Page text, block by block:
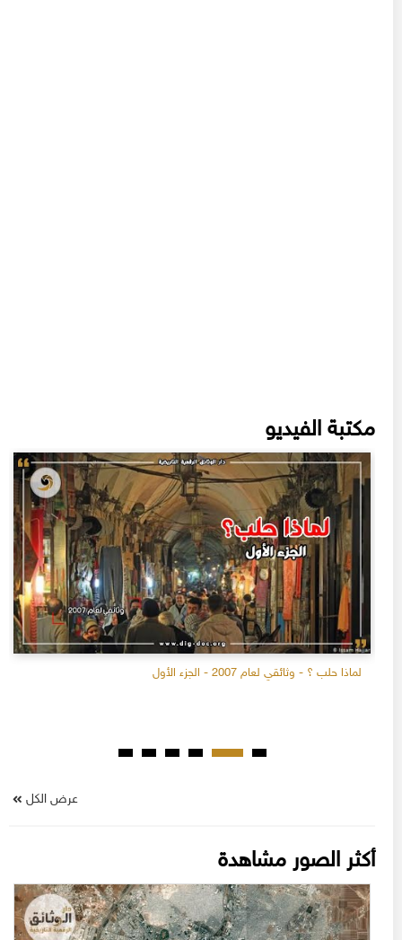
مكتبة الفيديو
لماذا حلب ؟ - وثائقي لعام 2007 - الجزء الأول
عرض الكل
أكثر الصور مشاهدة